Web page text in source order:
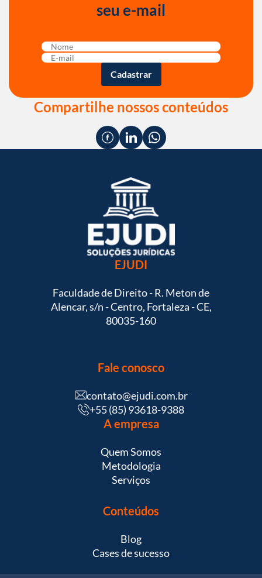
seu e-mail
Compartilhe nossos conteúdos
EJUDI
Faculdade de Direito - R. Meton de
Alencar, s/n - Centro, Fortaleza - CE,
80035-160
Fale conosco
contato@ejudi.com.br
+55 (85) 93618-9388
A empresa
Quem Somos
Metodologia
Serviços
Conteúdos
Blog
Cases de sucesso